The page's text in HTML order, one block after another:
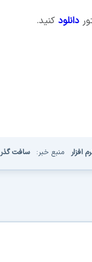
دانلودکنید.
افزار منبع خبر: سافت گذر